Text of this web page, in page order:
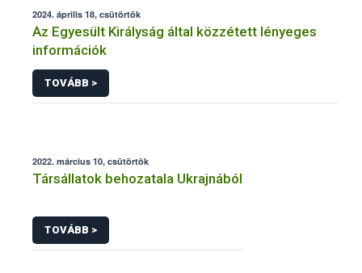
2024. április 18, csütörtök
Az Egyesült Királyság által közzétett lényeges
információk
TOVÁBB >
2022. március 10, csütörtök
Társállatok behozatala Ukrajnából
TOVÁBB >